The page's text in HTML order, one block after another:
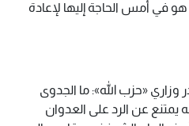
في أمس الحاجة إليها لإعادة
«حزب الله»: ما الجدوى
يمتنع عن الرد على العدوان